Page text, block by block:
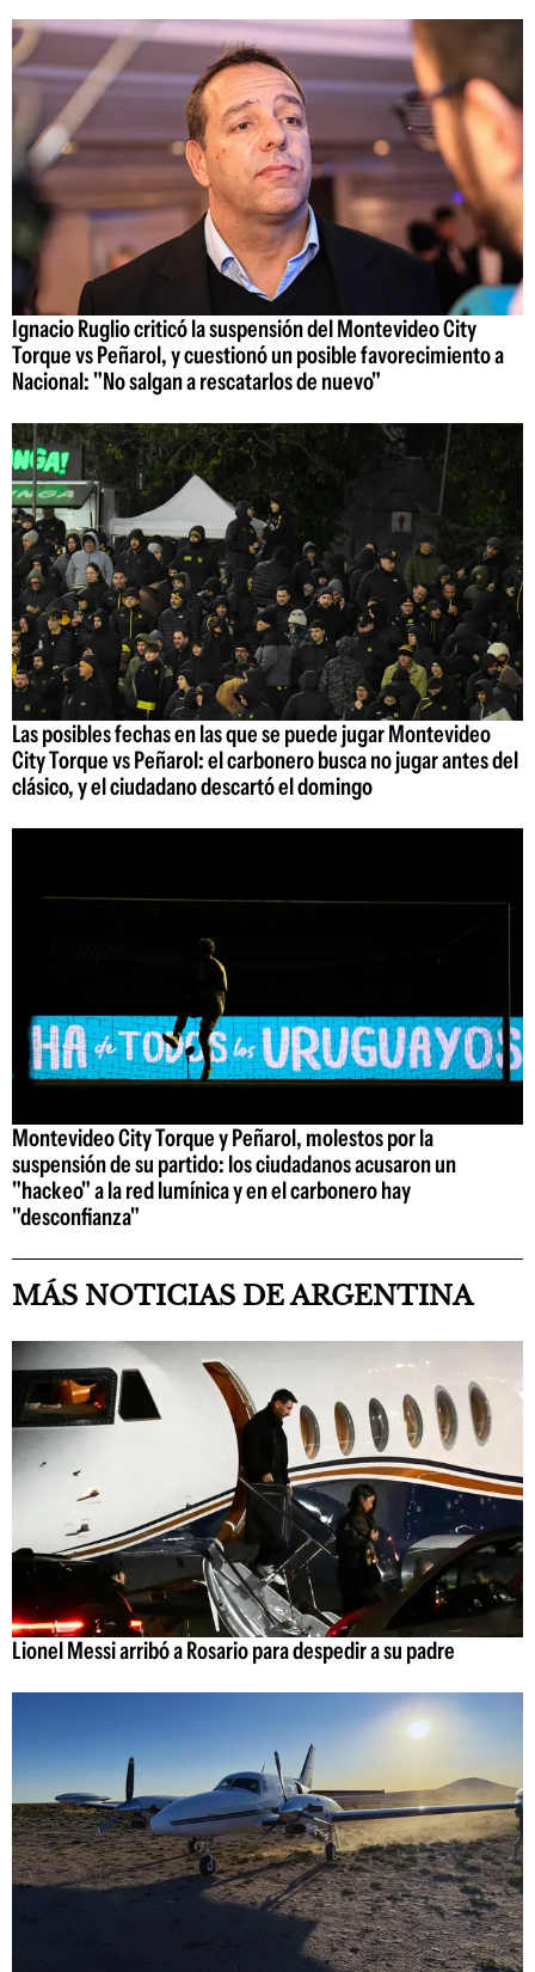
Ignacio Ruglio criticó la suspensión del Montevideo City
Torque vs Peñarol, y cuestionó un posible favorecimiento a
Nacional: "No salgan a rescatarlos de nuevo"
Las posibles fechas en las que se puede jugar Montevideo
City Torque vs Peñarol: el carbonero busca no jugar antes del
clásico, y el ciudadano descartó el domingo
Montevideo City Torque y Peñarol, molestos por la
suspensión de su partido: los ciudadanos acusaron un
"hackeo" a la red lumínica y en el carbonero hay
"desconfianza"
MÁS NOTICIAS DE ARGENTINA
Lionel Messi arribó a Rosario para despedir a su padre